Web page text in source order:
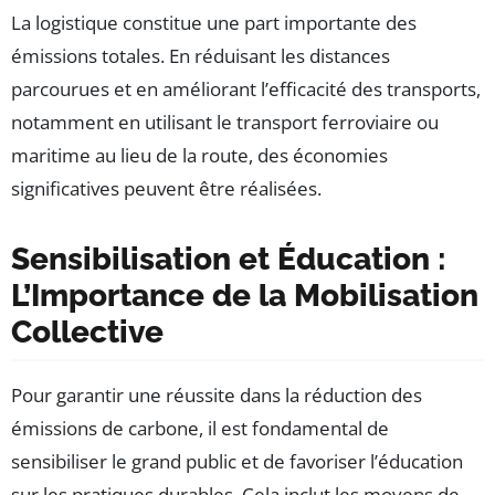
La logistique constitue une part importante des
émissions totales. En réduisant les distances
parcourues et en améliorant l’efficacité des transports,
notamment en utilisant le transport ferroviaire ou
maritime au lieu de la route, des économies
significatives peuvent être réalisées.
Sensibilisation et Éducation :
L’Importance de la Mobilisation
Collective
Pour garantir une réussite dans la réduction des
émissions de carbone, il est fondamental de
sensibiliser le grand public et de favoriser l’éducation